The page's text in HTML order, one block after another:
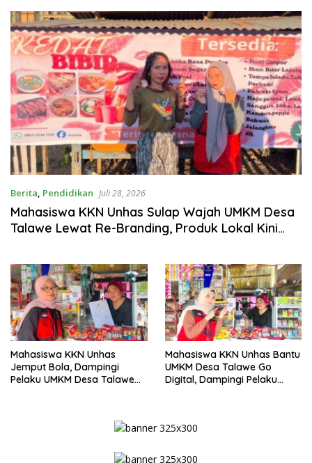
Optimal
Berita, Pendidikan Juli 28, 2026
Mahasiswa KKN Unhas Sulap Wajah UMKM Desa
Talawe Lewat Re-Branding, Produk Lokal Kini
Mahasiswa KKN Unhas
Jemput Bola, Dampingi
Pelaku UMKM Desa Talawe
Mahasiswa KKN Unhas Bantu
UMKM Desa Talawe Go
Digital, Dampingi Pelaku